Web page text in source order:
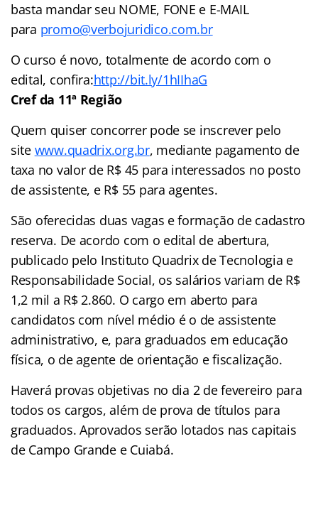
basta mandar seu NOME, FONE e E-MAIL
para promo@verbojuridico.com.br
O curso é novo, totalmente de acordo com o
edital, confira:http://bit.ly/1hIIhaG
Cref da 11ª Região
Quem quiser concorrer pode se inscrever pelo
site www.quadrix.org.br, mediante pagamento de
taxa no valor de R$ 45 para interessados no posto
de assistente, e R$ 55 para agentes.
São oferecidas duas vagas e formação de cadastro
reserva. De acordo com o edital de abertura,
publicado pelo Instituto Quadrix de Tecnologia e
Responsabilidade Social, os salários variam de R$
1,2 mil a R$ 2.860. O cargo em aberto para
candidatos com nível médio é o de assistente
administrativo, e, para graduados em educação
física, o de agente de orientação e fiscalização.
Haverá provas objetivas no dia 2 de fevereiro para
todos os cargos, além de prova de títulos para
graduados. Aprovados serão lotados nas capitais
de Campo Grande e Cuiabá.